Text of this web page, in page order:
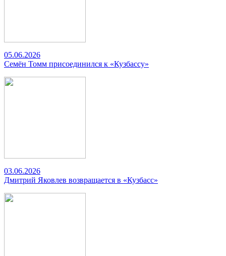
05.06.2026
Семён Томм присоединился к «Кузбассу»
03.06.2026
Дмитрий Яковлев возвращается в «Кузбасс»